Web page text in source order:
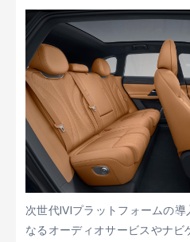
次世代IVIプラットフォームの
なるオーディオサービスやナ